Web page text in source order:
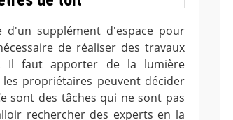
d'un supplément d'espace pour
de réaliser des travaux
Il faut apporter de la lumière
propriétaires peuvent décider
sont des tâches qui ne sont pas
rechercher des experts en la